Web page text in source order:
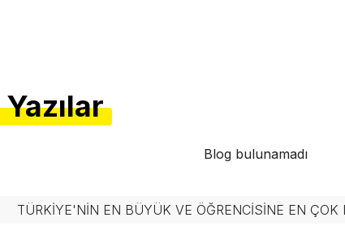
Yazılar
Blog bulunamadı
TÜRKIYE'NIN EN BÜYÜK VE ÖĞRENCISINE EN ÇOK